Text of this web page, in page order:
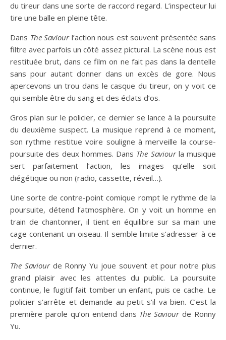
du tireur dans une sorte de raccord regard. L’inspecteur lui
tire une balle en pleine tête.
Dans The Saviourl’action nous est souvent présentée sans
filtre avec parfois un côté assez pictural. La scène nous est
restituée brut, dans ce film on ne fait pas dans la dentelle
sans pour autant donner dans un excès de gore. Nous
apercevons un trou dans le casque du tireur, on y voit ce
qui semble être du sang et des éclats d’os.
Gros plan sur le policier, ce dernier se lance à la poursuite
du deuxième suspect. La musique reprend à ce moment,
son rythme restitue voire souligne à merveille la course-
poursuite des deux hommes. Dans The Saviourla musique
sert parfaitement l’action, les images qu’elle soit
diégétique ou non (radio, cassette, réveil…).
Une sorte de contre-point comique rompt le rythme de la
poursuite, détend l’atmosphère. On y voit un homme en
train de chantonner, il tient en équilibre sur sa main une
cage contenant un oiseau. Il semble limite s’adresser à ce
dernier.
The Saviourde Ronny Yu joue souvent et pour notre plus
grand plaisir avec les attentes du public. La poursuite
continue, le fugitif fait tomber un enfant, puis ce cache. Le
policier s’arrête et demande au petit s’il va bien. C’est la
première parole qu’on entend dans The Saviourde Ronny
Yu.